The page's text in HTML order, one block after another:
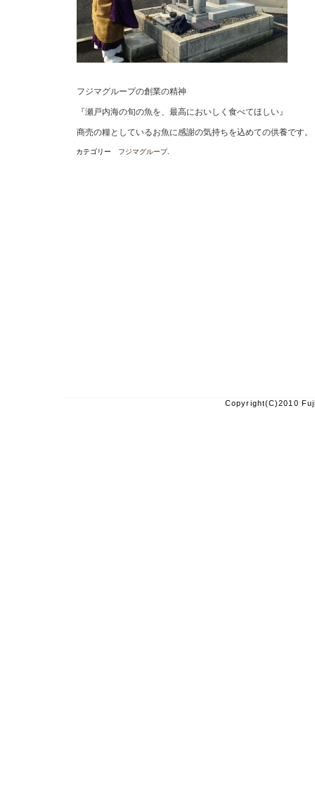
フジマグループの創業の精神
『瀬戸内海の旬の魚を、最高においしく食べてほしい』
商売の糧としているお魚に感謝の気持ちを込めての供養です。
カテゴリー フジマグループ.
Copyright(C)2010